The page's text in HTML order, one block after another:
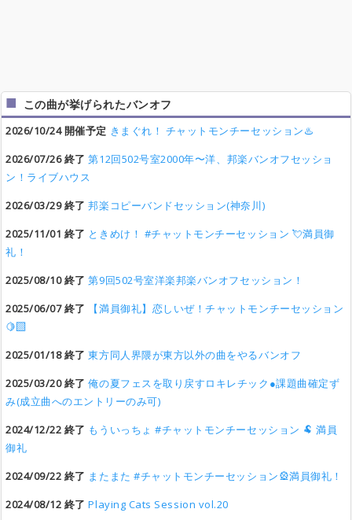
この曲が挙げられたバンオフ
2026/10/24 開催予定 きまぐれ！ チャットモンチーセッション♨️
2026/07/26 終了 第12回502号室2000年〜洋、邦楽バンオフセッショ
ン！ライブハウス
2026/03/29 終了 邦楽コピーバンドセッション(神奈川)
2025/11/01 終了 ときめけ！ #チャットモンチーセッション 💘満員御
礼！
2025/08/10 終了 第9回502号室洋楽邦楽バンオフセッション！
2025/06/07 終了
【満員御礼】恋しいぜ！チャットモンチーセッション
🍋‍🟩
2025/01/18 終了 東方同人界隈が東方以外の曲をやるバンオフ
2025/03/20 終了 俺の夏フェスを取り戻すロキレチック●課題曲確定ず
み(成立曲へのエントリーのみ可)
2024/12/22 終了 もういっちょ #チャットモンチーセッション 🐏 満員
御礼
2024/09/22 終了 またまた #チャットモンチーセッション🎡満員御礼！
2024/08/12 終了 Playing Cats Session vol.20